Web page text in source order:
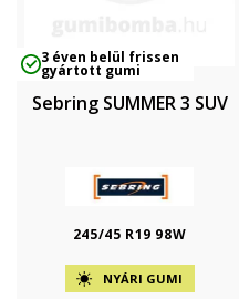
3 éven belül frissen
gyártott gumi
Sebring SUMMER 3 SUV
245/45 R19 98W
NYÁRI GUMI